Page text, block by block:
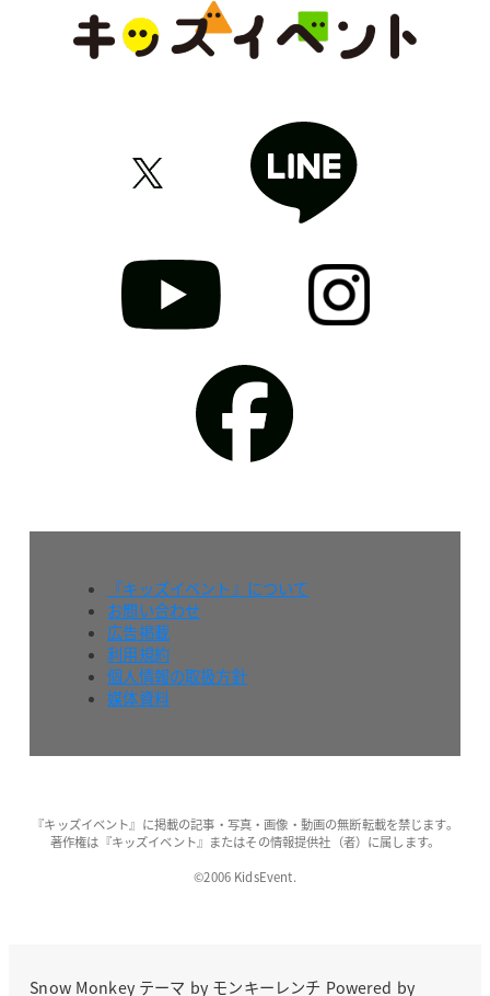
『キッズイベント』について
お問い合わせ
広告掲載
利用規約
個人情報の取扱方針
媒体資料
『キッズイベント』に掲載の記事・写真・画像・動画の無断転載を禁じます。
著作権は『キッズイベント』またはその情報提供社（者）に属します。
©2006 KidsEvent.
Snow Monkeyテーマ by モンキーレンチ Powered by